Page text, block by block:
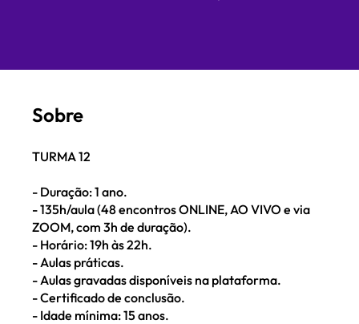
Sobre
TURMA 12
- Duração: 1 ano.
- 135h/aula (48 encontros ONLINE, AO VIVO e via
ZOOM, com 3h de duração).
- Horário: 19h às 22h.
- Aulas práticas.
- Aulas gravadas disponíveis na plataforma.
- Certificado de conclusão.
- Idade mínima: 15 anos.